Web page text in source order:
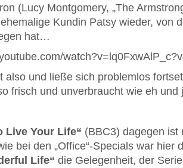
(Lucy Montgomery, „The
Kundin Patsy wieder, von
hat…
also und ließe sich problemlos
frisch und unverbraucht wie eh
Live Your Life“ (BBC3) dagegen ist
bei den „Office“-Specials war hier
Life“ die Gelegenheit, der